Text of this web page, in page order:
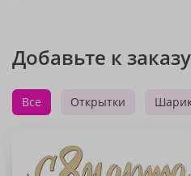
Добавьте к заказу
Все Открытки